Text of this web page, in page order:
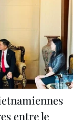
entre le